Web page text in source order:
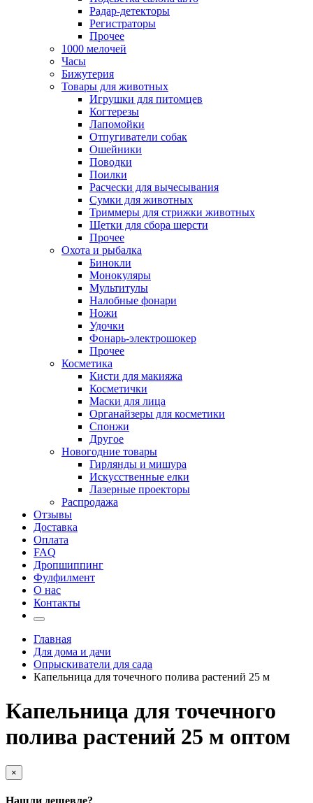
Радар-детекторы
Регистраторы
Прочее
1000 мелочей
Часы
Бижутерия
Товары для животных
Игрушки для питомцев
Когтерезы
Лапомойки
Отпугиватели собак
Ошейники
Поводки
Поилки
Расчески для вычесывания
Сумки для животных
Триммеры для стрижки животных
Щетки для сбора шерсти
Прочее
Охота и рыбалка
Бинокли
Монокуляры
Мультитулы
Налобные фонари
Ножи
Удочки
Фонарь-электрошокер
Прочее
Косметика
Кисти для макияжа
Косметички
Маски для лица
Органайзеры для косметики
Спонжи
Другое
Новогодние товары
Гирлянды и мишура
Искусственные елки
Лазерные проекторы
Распродажа
Отзывы
Доставка
Оплата
FAQ
Дропшиппинг
Фулфилмент
О нас
Контакты
Главная
Для дома и дачи
Опрыскиватели для сада
Капельница для точечного полива растений 25 м
Капельница для точечного
полива растений 25 м оптом
×